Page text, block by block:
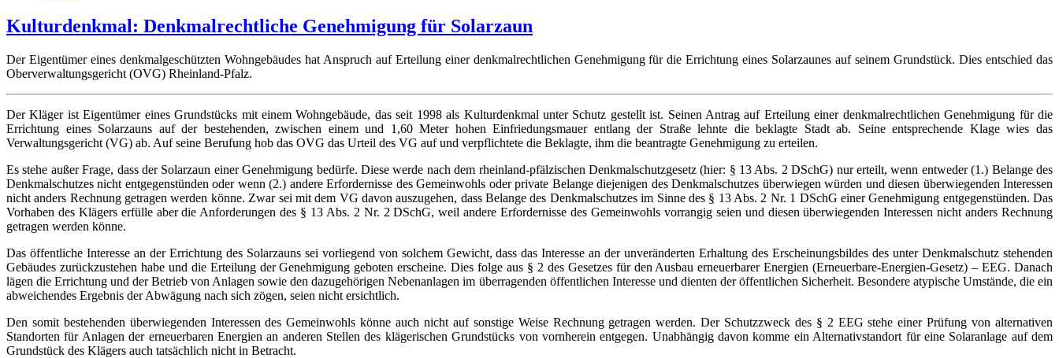
Kulturdenkmal: Denkmalrechtliche Genehmigung für Solarzaun
Der Eigentümer eines denkmalgeschützten Wohngebäudes hat Anspruch auf Erteilung einer denkmalrechtlichen Genehmigung für die Errichtung eines Solarzaunes auf seinem Grundstück. Dies entschied das
Oberverwaltungsgericht (OVG) Rheinland-Pfalz.
Der Kläger ist Eigentümer eines Grundstücks mit einem Wohngebäude, das seit 1998 als Kulturdenkmal unter Schutz gestellt ist. Seinen Antrag auf Erteilung einer denkmalrechtlichen Genehmigung für die
Errichtung eines Solarzauns auf der bestehenden, zwischen einem und 1,60 Meter hohen Einfriedungsmauer entlang der Straße lehnte die beklagte Stadt ab. Seine entsprechende Klage wies das
Verwaltungsgericht (VG) ab. Auf seine Berufung hob das OVG das Urteil des VG auf und verpflichtete die Beklagte, ihm die beantragte Genehmigung zu erteilen.
Es stehe außer Frage, dass der Solarzaun einer Genehmigung bedürfe. Diese werde nach dem rheinland-pfälzischen Denkmalschutzgesetz (hier: § 13 Abs. 2 DSchG) nur erteilt, wenn entweder (1.) Belange des
Denkmalschutzes nicht entgegenstünden oder wenn (2.) andere Erfordernisse des Gemeinwohls oder private Belange diejenigen des Denkmalschutzes überwiegen würden und diesen überwiegenden Interessen
nicht anders Rechnung getragen werden könne. Zwar sei mit dem VG davon auszugehen, dass Belange des Denkmalschutzes im Sinne des § 13 Abs. 2 Nr. 1 DSchG einer Genehmigung entgegenstünden. Das
Vorhaben des Klägers erfülle aber die Anforderungen des § 13 Abs. 2 Nr. 2 DSchG, weil andere Erfordernisse des Gemeinwohls vorrangig seien und diesen überwiegenden Interessen nicht anders Rechnung
getragen werden könne.
Das öffentliche Interesse an der Errichtung des Solarzauns sei vorliegend von solchem Gewicht, dass das Interesse an der unveränderten Erhaltung des Erscheinungsbildes des unter Denkmalschutz stehenden
Gebäudes zurückzustehen habe und die Erteilung der Genehmigung geboten erscheine. Dies folge aus § 2 des Gesetzes für den Ausbau erneuerbarer Energien (Erneuerbare-Energien-Gesetz) – EEG. Danach
lägen die Errichtung und der Betrieb von Anlagen sowie den dazugehörigen Nebenanlagen im überragenden öffentlichen Interesse und dienten der öffentlichen Sicherheit. Besondere atypische Umstände, die ein
abweichendes Ergebnis der Abwägung nach sich zögen, seien nicht ersichtlich.
Den somit bestehenden überwiegenden Interessen des Gemeinwohls könne auch nicht auf sonstige Weise Rechnung getragen werden. Der Schutzzweck des § 2 EEG stehe einer Prüfung von alternativen
Standorten für Anlagen der erneuerbaren Energien an anderen Stellen des klägerischen Grundstücks von vornherein entgegen. Unabhängig davon komme ein Alternativstandort für eine Solaranlage auf dem
Grundstück des Klägers auch tatsächlich nicht in Betracht.